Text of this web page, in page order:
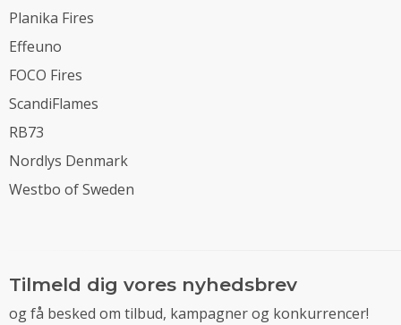
Planika Fires
Effeuno
FOCO Fires
ScandiFlames
RB73
Nordlys Denmark
Westbo of Sweden
Tilmeld dig vores nyhedsbrev
og få besked om tilbud, kampagner og konkurrencer!